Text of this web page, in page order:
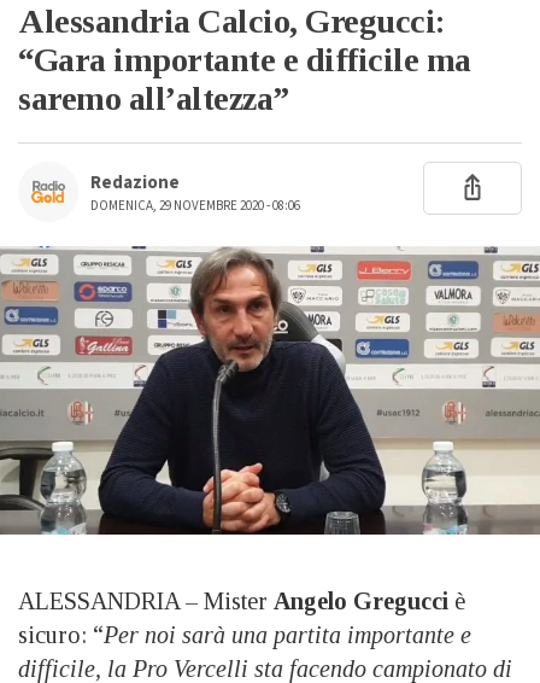
Alessandria Calcio, Gregucci:
“Gara importante e difficile ma
saremo all’altezza”
Redazione
DOMENICA, 29 NOVEMBRE 2020 - 08:06
ALESSANDRIA – Mister Angelo Gregucci è
sicuro: “Per noi sarà una partita importante e
difficile, la Pro Vercelli sta facendo campionato di